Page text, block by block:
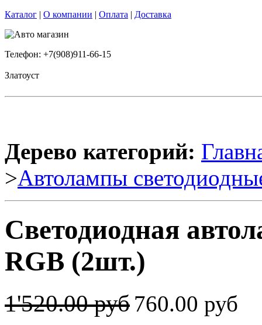
Каталог | О компании | Оплата | Доставка
Телефон: +7(908)911-66-15
Златоуст
Дерево категорий:
>Автолампы
Светодиодная
RGB (2шт.)
1'520.00 руб 760.00 руб